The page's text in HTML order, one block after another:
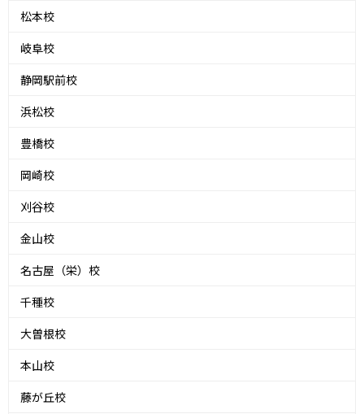
松本校
岐阜校
静岡駅前校
浜松校
豊橋校
岡崎校
刈谷校
金山校
名古屋（栄）校
千種校
大曽根校
本山校
藤が丘校